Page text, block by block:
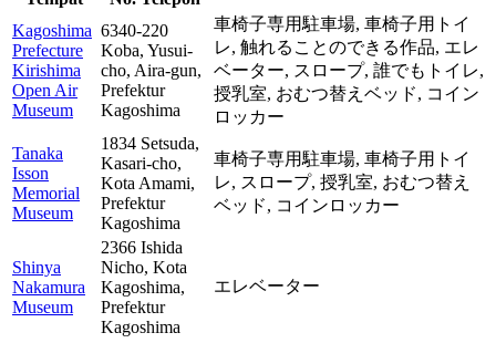
Kagoshima
Prefecture
Kirishima
Open Air
Museum
6340-220
Koba, Yusui-
cho, Aira-gun,
Prefektur
Kagoshima
車椅子専用駐車場, 車椅子用トイ
レ, 触れることのできる作品, エレ
ベーター, スロープ, 誰でもトイレ,
授乳室, おむつ替えベッド, コイン
ロッカー
Tanaka
Isson
Memorial
Museum
1834 Setsuda,
Kasari-cho,
Kota Amami,
Prefektur
Kagoshima
車椅子専用駐車場, 車椅子用トイ
レ, スロープ, 授乳室, おむつ替え
ベッド, コインロッカー
Shinya
Nakamura
Museum
2366 Ishida
Nicho, Kota
Kagoshima,
Prefektur
Kagoshima
エレベーター